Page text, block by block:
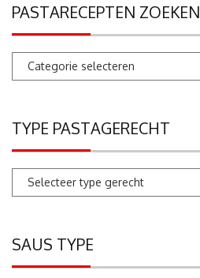
PASTARECEPTEN ZOEKEN
Pastarecepten
TYPE PASTAGERECHT
SAUS TYPE